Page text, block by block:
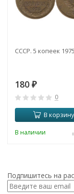
СССР. 5 копеек
180 ₽
0
В корзину
В наличии
Подпишитесь на